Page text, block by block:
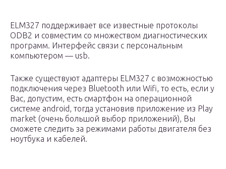
ELM327 поддерживает все известные протоколы
ODB2 и совместим со множеством диагностических
программ. Интерфейс связи с персональным
компьютером — usb.
Также существуют адаптеры ELM327 c возможностью
подключения через Bluetooth или Wifi, то есть, если у
Вас, допустим, есть смартфон на операционной
системе android, тогда установив приложение из Play
market (очень большой выбор приложений), Вы
сможете следить за режимами работы двигателя без
ноутбука и кабелей.